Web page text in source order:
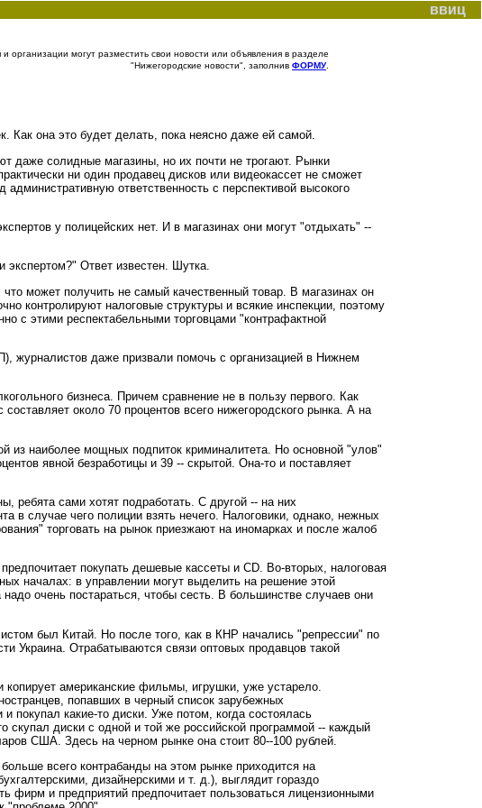
ввиц
организации могут разместить свои новости или объявления в разделе
"Нижегородские новости", заполнив ФОРМУ.
Как она это будет делать, пока неясно даже ей самой.
даже солидные магазины, но их почти не трогают. Рынки
ни один продавец дисков или видеокассет не сможет
ответственность с перспективой высокого
у полицейских нет. И в магазинах они могут "отдыхать" --
Ответ известен. Шутка.
может получить не самый качественный товар. В магазинах он
контролируют налоговые структуры и всякие инспекции, поэтому
с этими респектабельными торговцами "контрафактной
журналистов даже призвали помочь с организацией в Нижнем
бизнеса. Причем сравнение не в пользу первого. Как
около 70 процентов всего нижегородского рынка. А на
из наиболее мощных подпиток криминалитета. Но основной "улов"
явной безработицы и 39 -- скрытой. Она-то и поставляет
ребята сами хотят подработать. С другой -- на них
в случае чего полиции взять нечего. Налоговики, однако, нежных
торговать на рынок приезжают на иномарках и после жалоб
покупать дешевые кассеты и CD. Во-вторых, налоговая
началах: в управлении могут выделить на решение этой
очень постараться, чтобы сесть. В большинстве случаев они
был Китай. Но после того, как в КНР начались "репрессии" по
Украина. Отрабатываются связи оптовых продавцов такой
американские фильмы, игрушки, уже устарело.
попавших в черный список зарубежных
покупал какие-то диски. Уже потом, когда состоялась
скупал диски с одной и той же российской программой -- каждый
США. Здесь на черном рынке она стоит 80--100 рублей.
всего контрабанды на этом рынке приходится на
дизайнерскими и т. д.), выглядит гораздо
и предприятий предпочитает пользоваться лицензионными